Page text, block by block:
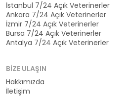
İstanbul 7/24 Açık Veterinerler
Ankara 7/24 Açık Veterinerler
İzmir 7/24 Açık Veterinerler
Bursa 7/24 Açık Veterinerler
Antalya 7/24 Açık Veterinerler
BIZE ULAŞIN
Hakkımızda
İletişim